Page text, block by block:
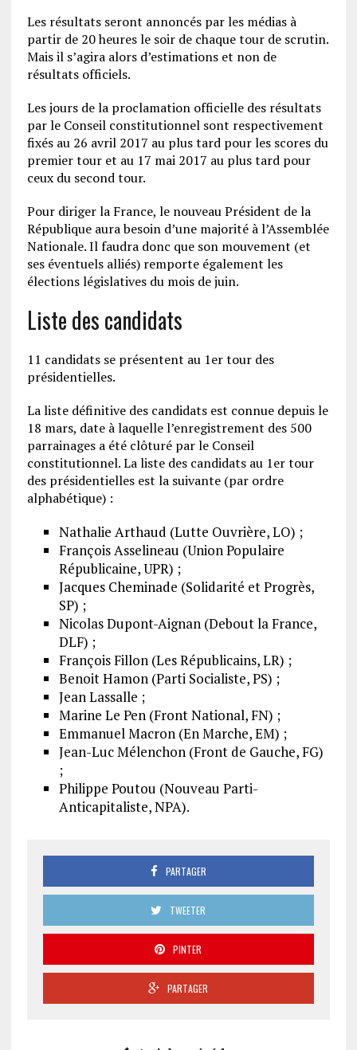
Les résultats seront annoncés par les médias à
partir de 20 heures le soir de chaque tour de scrutin.
Mais il s’agira alors d’estimations et non de
résultats officiels.
Les jours de la proclamation officielle des résultats
par le Conseil constitutionnel sont respectivement
fixés au 26 avril 2017 au plus tard pour les scores du
premier tour et au 17 mai 2017 au plus tard pour
ceux du second tour.
Pour diriger la France, le nouveau Président de la
République aura besoin d’une majorité à l’Assemblée
Nationale. Il faudra donc que son mouvement (et
ses éventuels alliés) remporte également les
élections législatives du mois de juin.
Liste des candidats
11 candidats se présentent au 1er tour des
présidentielles.
La liste définitive des candidats est connue depuis le
18 mars, date à laquelle l’enregistrement des 500
parrainages a été clôturé par le Conseil
constitutionnel. La liste des candidats au 1er tour
des présidentielles est la suivante (par ordre
alphabétique) :
Nathalie Arthaud (Lutte Ouvrière, LO) ;
François Asselineau (Union Populaire
Républicaine, UPR) ;
Jacques Cheminade (Solidarité et Progrès,
SP) ;
Nicolas Dupont-Aignan (Debout la France,
DLF) ;
François Fillon (Les Républicains, LR) ;
Benoit Hamon (Parti Socialiste, PS) ;
Jean Lassalle ;
Marine Le Pen (Front National, FN) ;
Emmanuel Macron (En Marche, EM) ;
Jean-Luc Mélenchon (Front de Gauche, FG)
;
Philippe Poutou (Nouveau Parti-
Anticapitaliste, NPA).
PARTAGER
TWEETER
PINTER
PARTAGER